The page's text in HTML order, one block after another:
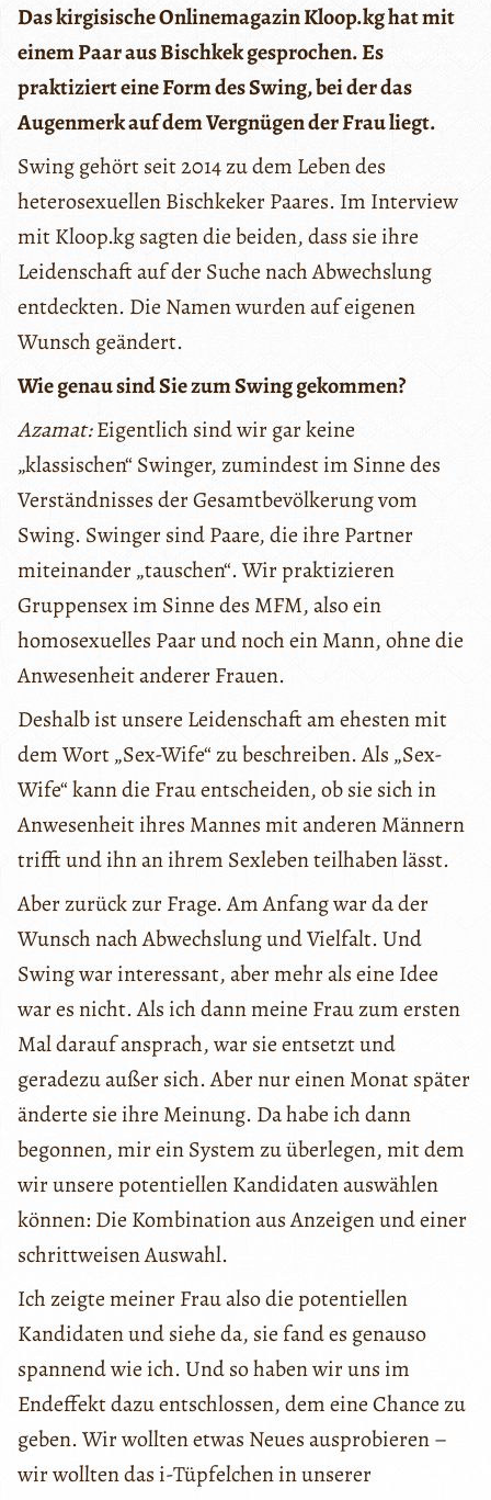
Das kirgisische Onlinemagazin Kloop.kg hat mit
einem Paar aus Bischkek gesprochen. Es
praktiziert eine Form des Swing, bei der das
Augenmerk auf dem Vergnügen der Frau liegt.
Swing gehört seit 2014 zu dem Leben des
heterosexuellen Bischkeker Paares. Im Interview
mit Kloop.kg sagten die beiden, dass sie ihre
Leidenschaft auf der Suche nach Abwechslung
entdeckten. Die Namen wurden auf eigenen
Wunsch geändert.
Wie genau sind Sie zum Swing gekommen?
Azamat:Eigentlich sind wir gar keine
„klassischen“ Swinger, zumindest im Sinne des
Verständnisses der Gesamtbevölkerung vom
Swing. Swinger sind Paare, die ihre Partner
miteinander „tauschen“. Wir praktizieren
Gruppensex im Sinne des MFM, also ein
homosexuelles Paar und noch ein Mann, ohne die
Anwesenheit anderer Frauen.
Deshalb ist unsere Leidenschaft am ehesten mit
dem Wort „Sex-Wife“ zu beschreiben. Als „Sex-
Wife“ kann die Frau entscheiden, ob sie sich in
Anwesenheit ihres Mannes mit anderen Männern
trifft und ihn an ihrem Sexleben teilhaben lässt.
Aber zurück zur Frage. Am Anfang war da der
Wunsch nach Abwechslung und Vielfalt. Und
Swing war interessant, aber mehr als eine Idee
war es nicht. Als ich dann meine Frau zum ersten
Mal darauf ansprach, war sie entsetzt und
geradezu außer sich. Aber nur einen Monat später
änderte sie ihre Meinung. Da habe ich dann
begonnen, mir ein System zu überlegen, mit dem
wir unsere potentiellen Kandidaten auswählen
können: Die Kombination aus Anzeigen und einer
schrittweisen Auswahl.
Ich zeigte meiner Frau also die potentiellen
Kandidaten und siehe da, sie fand es genauso
spannend wie ich. Und so haben wir uns im
Endeffekt dazu entschlossen, dem eine Chance zu
geben. Wir wollten etwas Neues ausprobieren –
wir wollten das i-Tüpfelchen in unserer